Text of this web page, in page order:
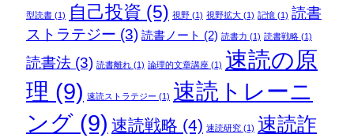
型読書(1) 自己投資 (5) 視野(1) 視野拡大(1) 記憶(1) 読書
ストラテジー (3) 読書ノート (2) 読書力 (1) 読書戦略(1)
読書法(3) 読書離れ(1) 論理的文章講座(1) 速読の原
理 (9) 速読ストラテジー (1) 速読トレーニ
ング(9) 速読戦略 (4) 速読研究(1) 速読詐